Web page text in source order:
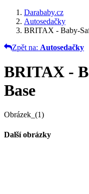
Darababy.cz
Autosedačky
BRITAX - Baby-
Zpět na: Autosedačky
BRITAX -
Base
Obrázek_(1)
Další obrázky